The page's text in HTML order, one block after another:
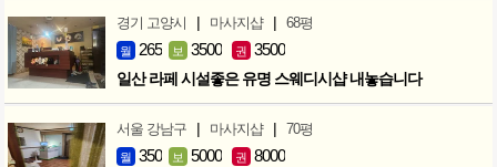
경기 고양시 | 마사지샵 | 68평
월 265 보 3500 권 3500
일산 라페 시설좋은 유명 스웨디시샵 내놓습니다
서울 강남구 | 마사지샵 | 70평
월 350 보 5000 권 8000